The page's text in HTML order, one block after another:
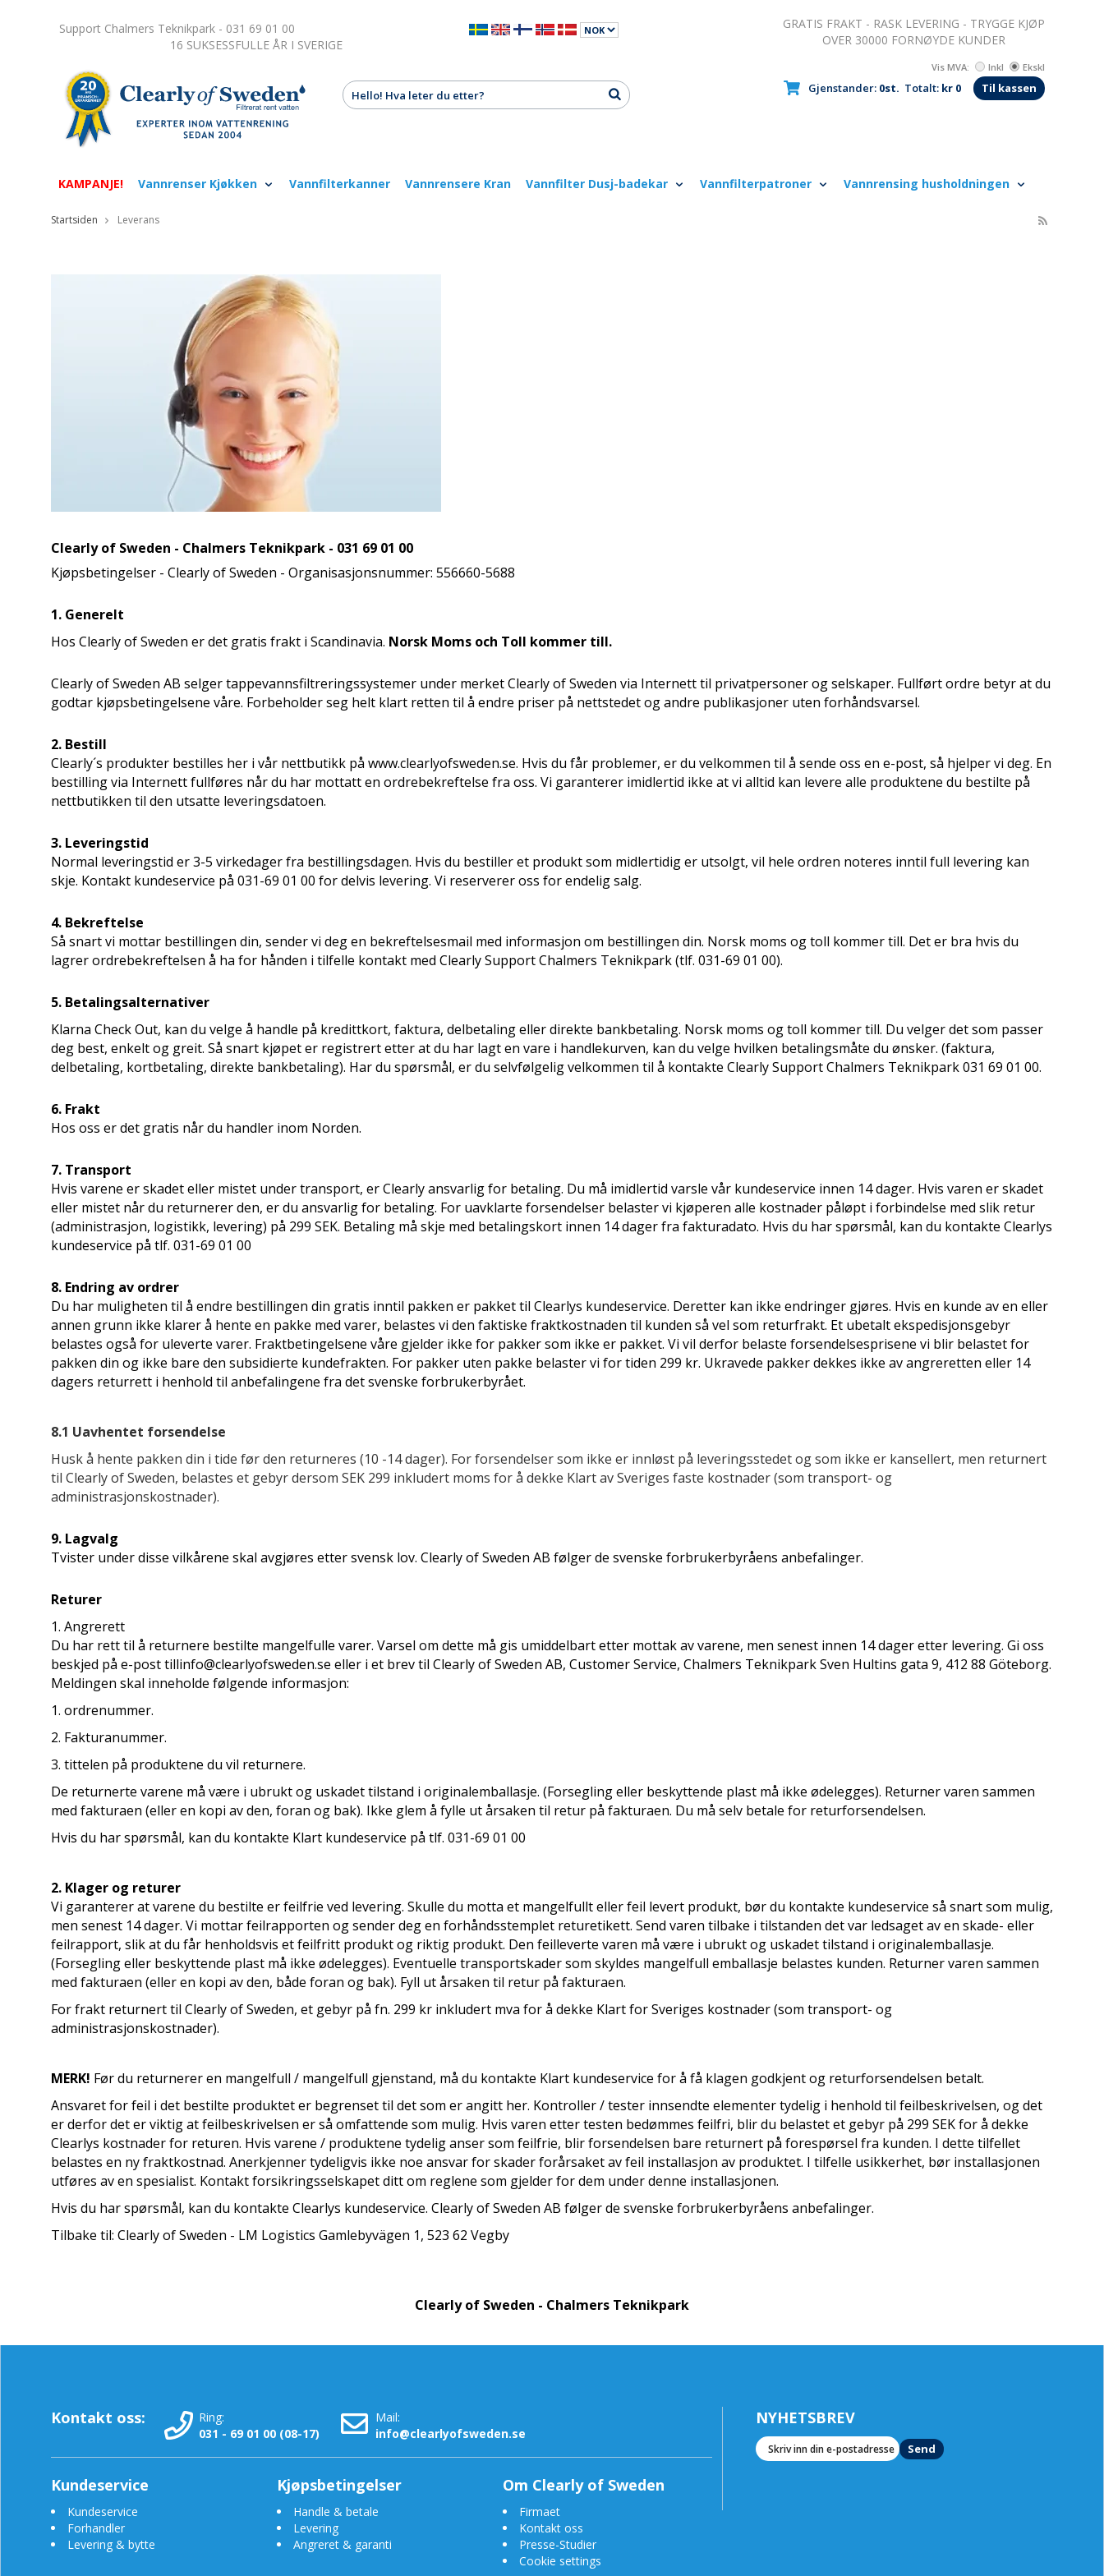
Support Chalmers Teknikpark - 031 69 01 00
16 SUKSESSFULLE ÅR I SVERIGE
GRATIS FRAKT - RASK LEVERING - TRYGGE KJØP
OVER 30000 FORNØYDE KUNDER
Gjenstander: 0st. Totalt: kr 0 Til kassen
Vis MVA: Inkl Ekskl
KAMPANJE! Vannrenser Kjøkken Vannfilterkanner Vannrensere Kran Vannfilter Dusj-badekar Vannfilterpatroner Vannrensing husholdningen
Startsiden Leverans
Clearly of Sweden - Chalmers Teknikpark - 031 69 01 00
Kjøpsbetingelser - Clearly of Sweden - Organisasjonsnummer: 556660-5688
1. Generelt
Hos Clearly of Sweden er det gratis frakt i Scandinavia. Norsk Moms och Toll kommer till.
Clearly of Sweden AB selger tappevannsfiltreringssystemer under merket Clearly of Sweden via Internett til privatpersoner og selskaper. Fullført ordre betyr at du
godtar kjøpsbetingelsene våre. Forbeholder seg helt klart retten til å endre priser på nettstedet og andre publikasjoner uten forhåndsvarsel.
2. Bestill
Clearly´s produkter bestilles her i vår nettbutikk på www.clearlyofsweden.se. Hvis du får problemer, er du velkommen til å sende oss en e-post, så hjelper vi deg. En
bestilling via Internett fullføres når du har mottatt en ordrebekreftelse fra oss. Vi garanterer imidlertid ikke at vi alltid kan levere alle produktene du bestilte på
nettbutikken til den utsatte leveringsdatoen.
3. Leveringstid
Normal leveringstid er 3-5 virkedager fra bestillingsdagen. Hvis du bestiller et produkt som midlertidig er utsolgt, vil hele ordren noteres inntil full levering kan
skje. Kontakt kundeservice på 031-69 01 00 for delvis levering. Vi reserverer oss for endelig salg.
4. Bekreftelse
Så snart vi mottar bestillingen din, sender vi deg en bekreftelsesmail med informasjon om bestillingen din. Norsk moms og toll kommer till. Det er bra hvis du
lagrer ordrebekreftelsen å ha for hånden i tilfelle kontakt med Clearly Support Chalmers Teknikpark (tlf. 031-69 01 00).
5. Betalingsalternativer
Klarna Check Out, kan du velge å handle på kredittkort, faktura, delbetaling eller direkte bankbetaling. Norsk moms og toll kommer till. Du velger det som passer
deg best, enkelt og greit. Så snart kjøpet er registrert etter at du har lagt en vare i handlekurven, kan du velge hvilken betalingsmåte du ønsker. (faktura,
delbetaling, kortbetaling, direkte bankbetaling). Har du spørsmål, er du selvfølgelig velkommen til å kontakte Clearly Support Chalmers Teknikpark 031 69 01 00.
6. Frakt
Hos oss er det gratis når du handler inom Norden.
7. Transport
Hvis varene er skadet eller mistet under transport, er Clearly ansvarlig for betaling. Du må imidlertid varsle vår kundeservice innen 14 dager. Hvis varen er skadet
eller mistet når du returnerer den, er du ansvarlig for betaling. For uavklarte forsendelser belaster vi kjøperen alle kostnader påløpt i forbindelse med slik retur
(administrasjon, logistikk, levering) på 299 SEK. Betaling må skje med betalingskort innen 14 dager fra fakturadato. Hvis du har spørsmål, kan du kontakte Clearlys
kundeservice på tlf. 031-69 01 00
8. Endring av ordrer
Du har muligheten til å endre bestillingen din gratis inntil pakken er pakket til Clearlys kundeservice. Deretter kan ikke endringer gjøres. Hvis en kunde av en eller
annen grunn ikke klarer å hente en pakke med varer, belastes vi den faktiske fraktkostnaden til kunden så vel som returfrakt. Et ubetalt ekspedisjonsgebyr
belastes også for uleverte varer. Fraktbetingelsene våre gjelder ikke for pakker som ikke er pakket. Vi vil derfor belaste forsendelsesprisene vi blir belastet for
pakken din og ikke bare den subsidierte kundefrakten. For pakker uten pakke belaster vi for tiden 299 kr. Ukravede pakker dekkes ikke av angreretten eller 14
dagers returrett i henhold til anbefalingene fra det svenske forbrukerbyrået.
8.1 Uavhentet forsendelse
Husk å hente pakken din i tide før den returneres (10 -14 dager). For forsendelser som ikke er innløst på leveringsstedet og som ikke er kansellert, men returnert
til Clearly of Sweden, belastes et gebyr dersom SEK 299 inkludert moms for å dekke Klart av Sveriges faste kostnader (som transport- og
administrasjonskostnader).
9. Lagvalg
Tvister under disse vilkårene skal avgjøres etter svensk lov. Clearly of Sweden AB følger de svenske forbrukerbyråens anbefalinger.
Returer
1. Angrerett
Du har rett til å returnere bestilte mangelfulle varer. Varsel om dette må gis umiddelbart etter mottak av varene, men senest innen 14 dager etter levering. Gi oss
beskjed på e-post tillinfo@clearlyofsweden.se eller i et brev til Clearly of Sweden AB, Customer Service, Chalmers Teknikpark Sven Hultins gata 9, 412 88 Göteborg.
Meldingen skal inneholde følgende informasjon:
1. ordrenummer.
2. Fakturanummer.
3. tittelen på produktene du vil returnere.
De returnerte varene må være i ubrukt og uskadet tilstand i originalemballasje. (Forsegling eller beskyttende plast må ikke ødelegges). Returner varen sammen
med fakturaen (eller en kopi av den, foran og bak). Ikke glem å fylle ut årsaken til retur på fakturaen. Du må selv betale for returforsendelsen.
Hvis du har spørsmål, kan du kontakte Klart kundeservice på tlf. 031-69 01 00
2. Klager og returer
Vi garanterer at varene du bestilte er feilfrie ved levering. Skulle du motta et mangelfullt eller feil levert produkt, bør du kontakte kundeservice så snart som mulig,
men senest 14 dager. Vi mottar feilrapporten og sender deg en forhåndsstemplet returetikett. Send varen tilbake i tilstanden det var ledsaget av en skade- eller
feilrapport, slik at du får henholdsvis et feilfritt produkt og riktig produkt. Den feilleverte varen må være i ubrukt og uskadet tilstand i originalemballasje.
(Forsegling eller beskyttende plast må ikke ødelegges). Eventuelle transportskader som skyldes mangelfull emballasje belastes kunden. Returner varen sammen
med fakturaen (eller en kopi av den, både foran og bak). Fyll ut årsaken til retur på fakturaen.
For frakt returnert til Clearly of Sweden, et gebyr på fn. 299 kr inkludert mva for å dekke Klart for Sveriges kostnader (som transport- og
administrasjonskostnader).
MERK! Før du returnerer en mangelfull / mangelfull gjenstand, må du kontakte Klart kundeservice for å få klagen godkjent og returforsendelsen betalt.
Ansvaret for feil i det bestilte produktet er begrenset til det som er angitt her. Kontroller / tester innsendte elementer tydelig i henhold til feilbeskrivelsen, og det
er derfor det er viktig at feilbeskrivelsen er så omfattende som mulig. Hvis varen etter testen bedømmes feilfri, blir du belastet et gebyr på 299 SEK for å dekke
Clearlys kostnader for returen. Hvis varene / produktene tydelig anser som feilfrie, blir forsendelsen bare returnert på forespørsel fra kunden. I dette tilfellet
belastes en ny fraktkostnad. Anerkjenner tydeligvis ikke noe ansvar for skader forårsaket av feil installasjon av produktet. I tilfelle usikkerhet, bør installasjonen
utføres av en spesialist. Kontakt forsikringsselskapet ditt om reglene som gjelder for dem under denne installasjonen.
Hvis du har spørsmål, kan du kontakte Clearlys kundeservice. Clearly of Sweden AB følger de svenske forbrukerbyråens anbefalinger.
Tilbake til: Clearly of Sweden - LM Logistics Gamlebyvägen 1, 523 62 Vegby
Clearly of Sweden - Chalmers Teknikpark
Kontakt oss:
Ring:
031 - 69 01 00 (08-17)
Mail:
info@clearlyofsweden.se
Kundeservice
Kundeservice
Forhandler
Levering & bytte
Kjøpsbetingelser
Handle & betale
Levering
Angreret & garanti
Om Clearly of Sweden
Firmaet
Kontakt oss
Presse-Studier
Cookie settings
NYHETSBREV
Send